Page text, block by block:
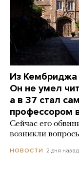
Из
Он не умел
а в 37 стал
профессором
Сейчас его
возникли
НОВОСТИ 2 дня назад